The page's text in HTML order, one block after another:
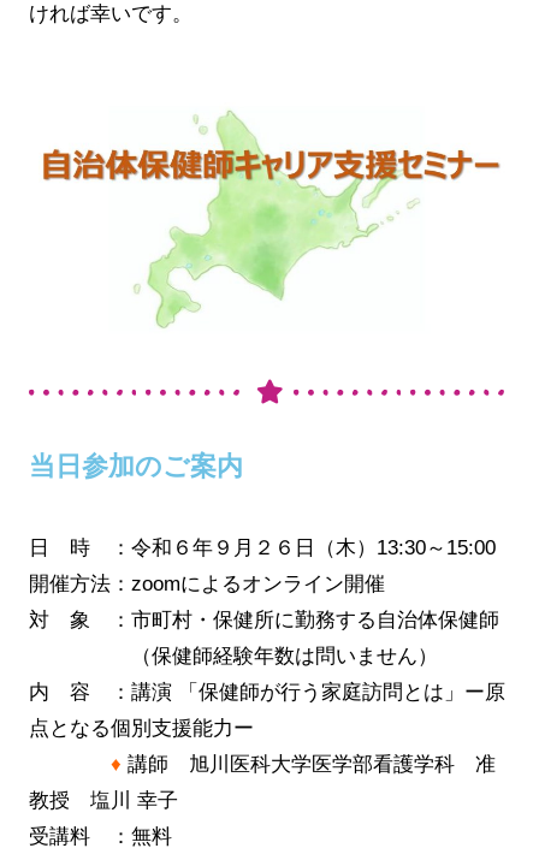
ければ幸いです。
当日参加のご案内
日 時 ：令和６年９月２６日（木）13:30～15:00
開催方法：zoomによるオンライン開催
対 象 ：市町村・保健所に勤務する自治体保健師
（保健師経験年数は問いません）
内 容 ：講演 「保健師が行う家庭訪問とは」ー原
点となる個別支援能力ー
♦ 講師 旭川医科大学医学部看護学科 准
教授 塩川 幸子
受講料 ：無料